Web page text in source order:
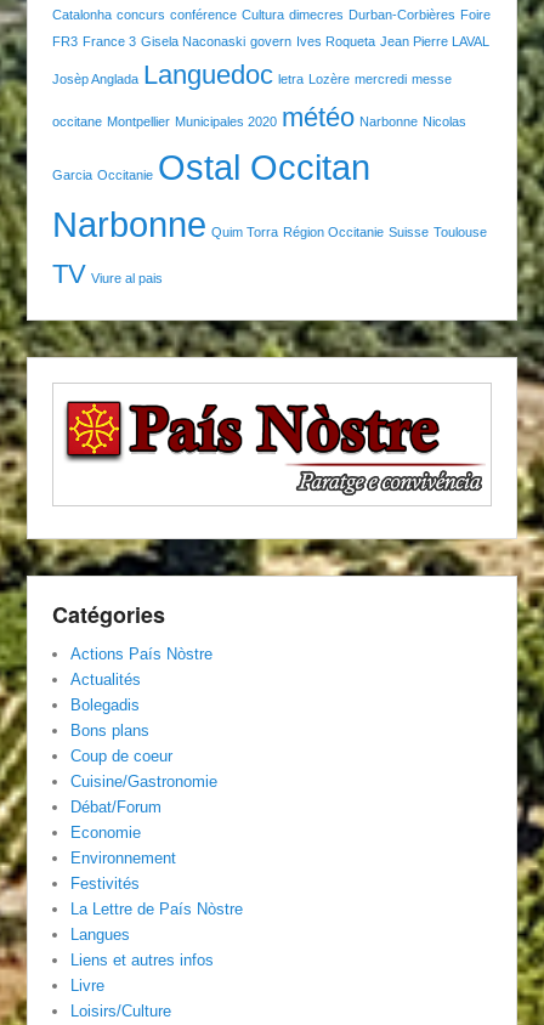
Catalonha concurs conférence Cultura dimecres Durban-Corbières Foire
FR3 France 3 Gisela Naconaski govern Ives Roqueta Jean Pierre LAVAL
Josèp Anglada Languedoc letra Lozère mercredi messe
occitane Montpellier Municipales 2020 météo Narbonne Nicolas
Garcia Occitanie Ostal Occitan
Narbonne Quim Torra Région Occitanie Suisse Toulouse
TV Viure al pais
Catégories
Actions País Nòstre
Actualités
Bolegadis
Bons plans
Coup de coeur
Cuisine/Gastronomie
Débat/Forum
Economie
Environnement
Festivités
La Lettre de País Nòstre
Langues
Liens et autres infos
Livre
Loisirs/Culture